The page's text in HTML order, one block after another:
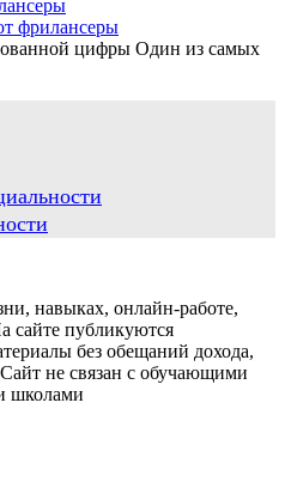
фрилансеры
цифры Один из самых
навыках, онлайн-работе,
сайте публикуются
без обещаний дохода,
не связан с обучающими
школами